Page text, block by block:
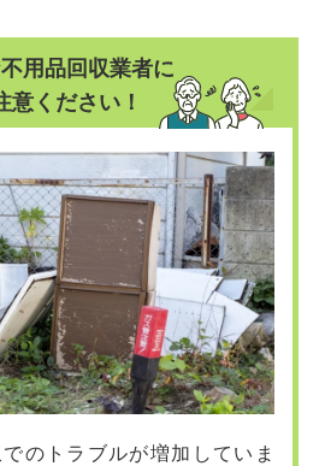
用品回収業者に
意ください！
のトラブルが増加していま